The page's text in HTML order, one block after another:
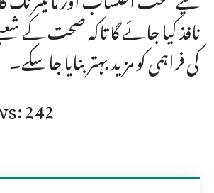
نافذ کیا جائے گا تاکہ صحت کے
کی فراہمی کو مزید بہتر بنایا جا سکے۔
242